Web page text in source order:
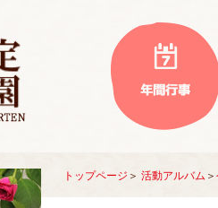
トップページ ＞ 活動アルバム ＞